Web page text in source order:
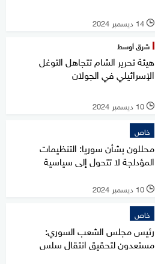
l 14 ديسمبر 2024
شرق أوسط
هيئة تحرير الشام تتجاهل التوغل
الإسرائيلي في الجولان
l 10 ديسمبر 2024
خاص
محللون بشأن سوريا: التنظيمات
المؤدلجة لا تتحول إلى سياسية
l 10 ديسمبر 2024
خاص
رئيس مجلس الشعب السوري:
مستعدون لتحقيق انتقال سلس